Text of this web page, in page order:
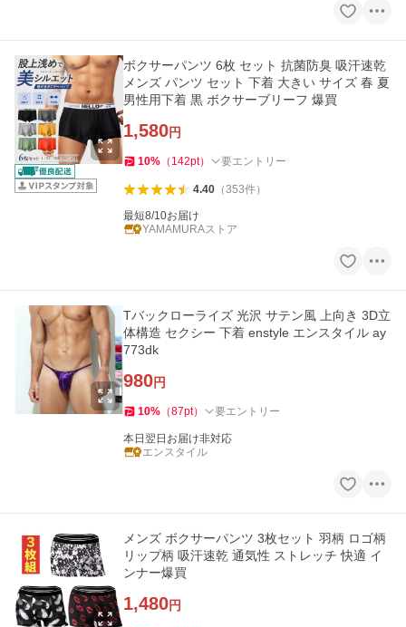
ボクサーパンツ 6枚 セット 抗菌防臭 吸汗速乾
メンズ パンツ セット 下着 大きい サイズ 春 夏
男性用下着 黒 ボクサーブリーフ 爆買
1,580円
10% （ 142pt） 要エントリー
4.40（353件）
最短8/10お届け
YAMAMURAストア
Tバックローライズ 光沢 サテン風 上向き 3D立
体構造 セクシー 下着 enstyle エンスタイル ay
773dk
980円
10% （87pt） 要エントリー
本日翌日お届け非対応
エンスタイル
メンズ ボクサーパンツ 3枚セット 羽柄 ロゴ柄
リップ柄 吸汗速乾 通気性 ストレッチ 快適 イ
ンナー爆買
1,480円